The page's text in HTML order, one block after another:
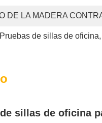
DE LA MADERA
de sillas de oficina,
de sillas de